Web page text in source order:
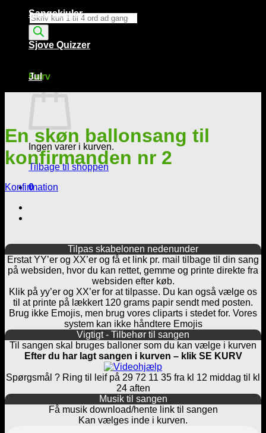
Products
search
Kurv
Ingen varer i kurven.
Tilbage til shoppen
0
Sangskjuler
Sjove Quizzer
Jul
En skøn ballonsang til
konfirmanden nr 2
Konfirmation
Tilpas skabelonen nedenunder
Erstat YY’er og XX’er og få et link pr. mail tilbage til din sang
på websiden, hvor du kan rettet, gemme og printe direkte fra
websiden efter køb.
Klik på yy’er og XX’er for at tilpasse. Du kan også vælge os
til at printe på lækkert 120 grams papir sendt med posten.
Brug ikke Emojis, men brug vores cliparts i stedet for. Vores
system kan ikke håndtere Emojis
Vigtigt - Tilbehør til sangen
Til sangen skal bruges balloner som du kan vælge i kurven
Efter du har lagt sangen i kurven – klik SE KURV
Spørgsmål ? Ring til leif på 29 72 11 35 fra kl 12 middag til kl
24 aften
Musik til sangen
Få musik download/hente link til sangen
Kan vælges inde i kurven.